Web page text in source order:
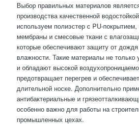
Выбор правильных материалов
производства качественной
используем полиэстер с PU-
мембраны и смесовые ткани с
которые обеспечивают защиту от
влажности. Такие материалы не только
и обладают высокой
предотвращает перегрев и
длительной носке. Дополнительно
антибактериальные и
особенно важно для работы на
промышленных цехах.